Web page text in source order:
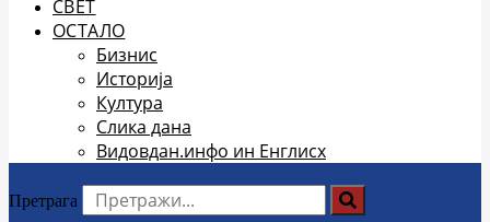
СВЕТ
ОСТАЛО
Бизнис
Историја
Култура
Слика дана
Видовдан.инфо ин Енглисх
Претрага